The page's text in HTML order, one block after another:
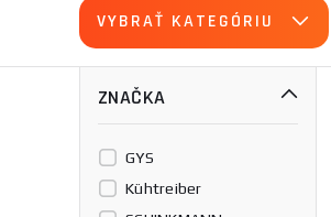
VYBRAŤ KATEGÓRIU
ZNAČKA
GYS
Kühtreiber